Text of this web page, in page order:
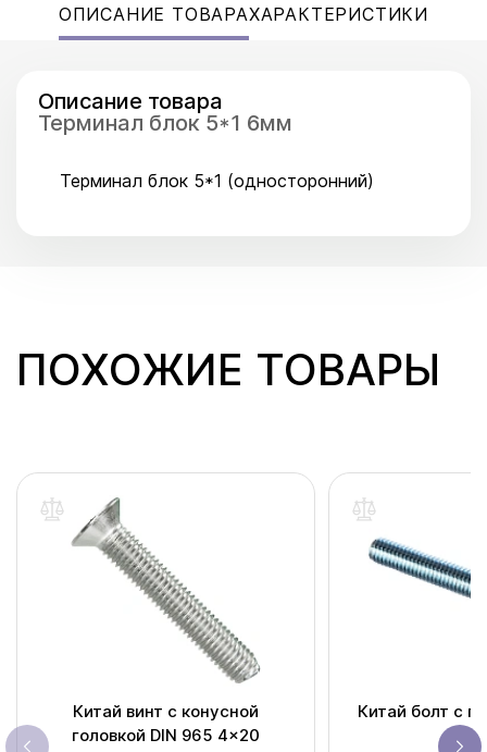
ОПИСАНИЕ ТОВАРАХАРАКТЕРИСТИКИ
Описание товара
Терминал блок 5*1 6мм
Терминал блок 5*1 (односторонний)
ПОХОЖИЕ ТОВАРЫ
Китай винт с конусной
головкой DIN 965 4x20
Китай болт с
DIN